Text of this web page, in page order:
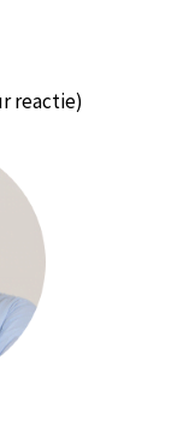
reactie)